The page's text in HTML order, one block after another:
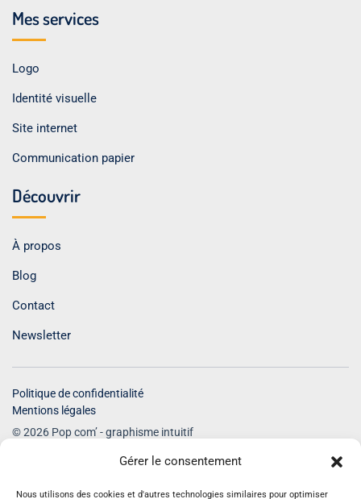
Gérer le consentement
Nous utilisons des cookies et d'autres technologies similaires pour optimiser
Mes services
Logo
Identité visuelle
Site internet
Communication papier
Découvrir
À propos
Blog
Contact
Newsletter
Politique de confidentialité
Mentions légales
© 2026 Pop com’ - graphisme intuitif